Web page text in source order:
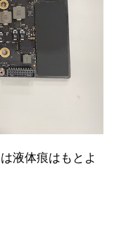
液体痕はもとよ